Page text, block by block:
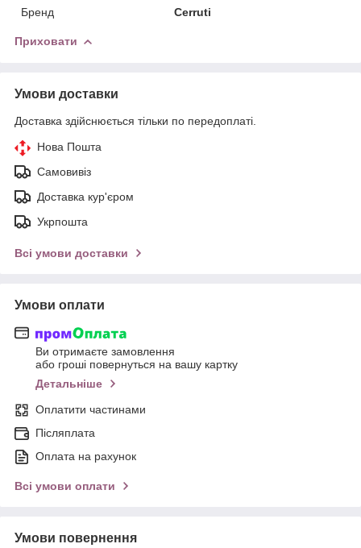
Бренд
Cerruti
Приховати
Умови доставки
Доставка здійснюється тільки по передоплаті.
Нова Пошта
Самовивіз
Доставка кур'єром
Укрпошта
Всі умови доставки
Умови оплати
Ви отримаєте замовлення
або гроші повернуться на вашу картку
Детальніше
Оплатити частинами
Післяплата
Оплата на рахунок
Всі умови оплати
Умови повернення